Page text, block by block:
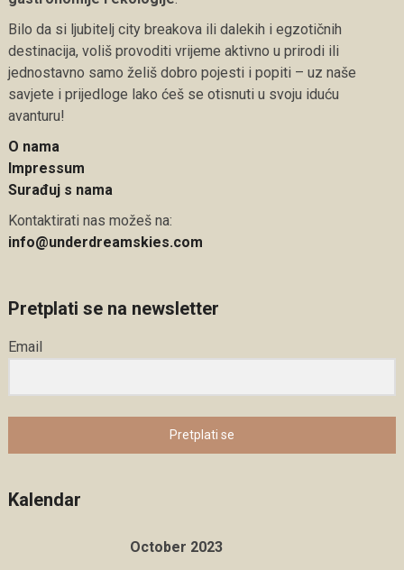
Bilo da si ljubitelj city breakova ili dalekih i egzotičnih
destinacija, voliš provoditi vrijeme aktivno u prirodi ili
jednostavno samo želiš dobro pojesti i popiti – uz naše
savjete i prijedloge lako ćeš se otisnuti u svoju iduću
avanturu!
O nama
Impressum
Surađuj s nama
Kontaktirati nas možeš na:
info@underdreamskies.com
Pretplati se na newsletter
Email
Pretplati se
Kalendar
October 2023